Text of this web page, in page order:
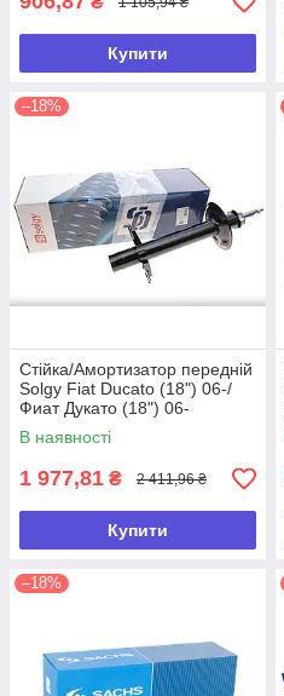
Купити
–18%
Стійка/Амортизатор передній
Solgy Fiat Ducato (18") 06-/
Фиат Дукато (18") 06-
В наявності
1 977,81 ₴ 2 411,96 ₴
Купити
–18%